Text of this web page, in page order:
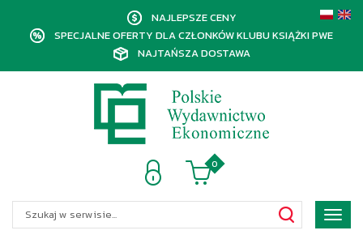
NAJLEPSZE CENY
SPECJALNE OFERTY DLA CZŁONKÓW KLUBU KSIĄŻKI PWE
NAJTAŃSZA DOSTAWA
0
Pokaż
menu